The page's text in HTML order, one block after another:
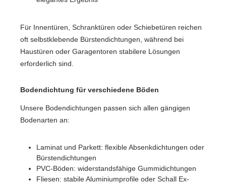
Für Innentüren, Schranktüren oder Schiebetüren reichen
oft selbstklebende Bürstendichtungen, während bei
Haustüren oder Garagentoren stabilere Lösungen
erforderlich sind.
Bodendichtung für verschiedene Böden
Unsere Bodendichtungen passen sich allen gängigen
Bodenarten an:
Laminat und Parkett: flexible Absenkdichtungen oder
Bürstendichtungen
PVC-Böden: widerstandsfähige Gummidichtungen
Fliesen: stabile Aluminiumprofile oder Schall Ex-